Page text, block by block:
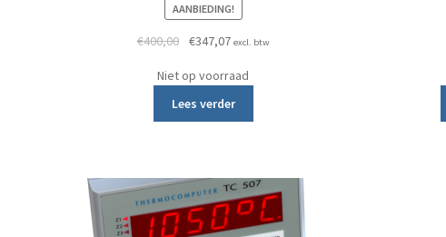
AANBIEDING!
€400,00 Oorspronkelijke prijs was: €400,00.
€347,07Huidige prijs is: €347,07.
excl. btw
Niet op voorraad
Lees verder